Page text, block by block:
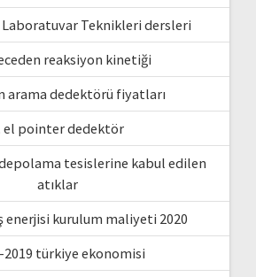
Laboratuvar Teknikleri dersleri
reaksiyon kinetiği
arama dedektörü fiyatları
el pointer dedektör
depolama tesislerine kabul edilen
atıklar
enerjisi kurulum maliyeti 2020
2019 türkiye ekonomisi